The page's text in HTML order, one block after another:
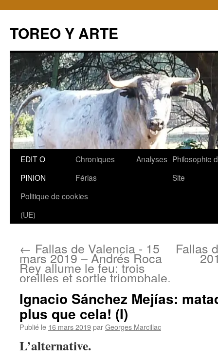
TOREO Y ARTE
Aller
contenu
EDIT O
PINION
Chroniques
Férias
Analyses Philosophie
Site
Politique de cookies
(UE)
← Fallas de Valencia - 15
mars 2019 – Andrés Roca
Rey allume le feu: trois
oreilles et sortie triomphale.
Fallas
Ignacio Sánchez Mejías:
plus que cela! (I)
Publié le 16 mars 2019parGeorges Marcillac
L’alternative.